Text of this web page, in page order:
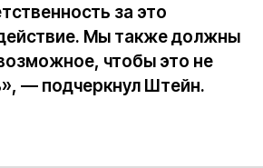
за это
Мы также должны
чтобы это не
— подчеркнул Штейн.